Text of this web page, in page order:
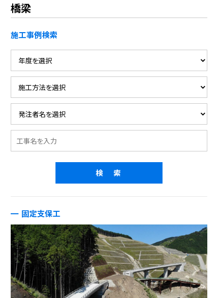
橋梁
施工事例検索
固定支保工